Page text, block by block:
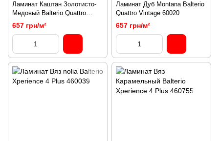
Ламинат Каштан Золотисто-
Медовый Balterio Quattro
Vintage 60920
657 грн/м²
Ламинат Дуб Montana Balterio
Quattro Vintage 60020
657 грн/м²